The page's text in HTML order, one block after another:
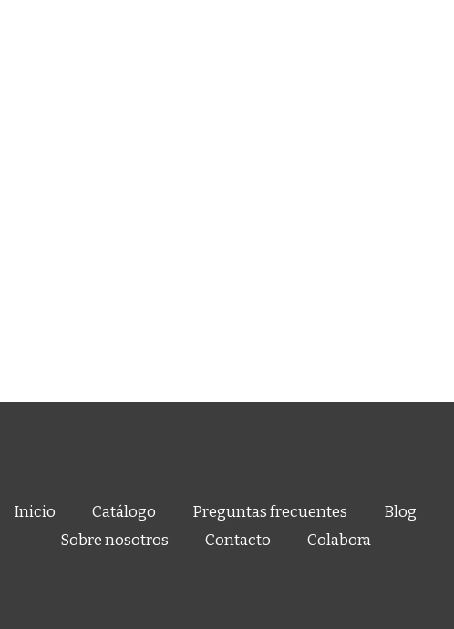
Inicio Catálogo Preguntas frecuentes
Blog
Sobre nosotros
Contacto Colabora